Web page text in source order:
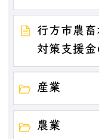
行方市農
対策支援金
産業
農業